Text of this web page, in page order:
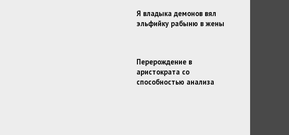
Я владыка демонов вял
эльфийку рабыню в жены
Перерождение в
аристократа со
способностью анализа